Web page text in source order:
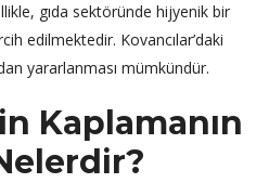
gıda sektöründe hijyenik bir
edilmektedir. Kovancılar’daki
yararlanması mümkündür.
Kaplamanın